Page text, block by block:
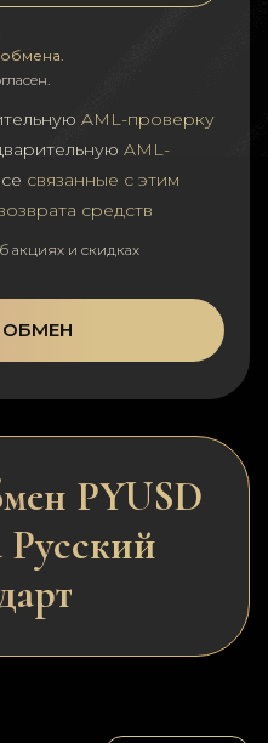
AML-проверку
AML-
связанные с этим
средств
акциях и скидках
ОБМЕН
PYUSD
Русский